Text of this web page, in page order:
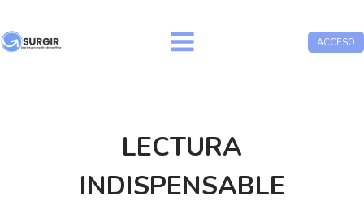
ACCESO
LECTURA
INDISPENSABLE